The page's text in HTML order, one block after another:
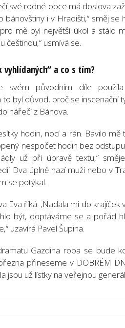
své rodné obce má doslova
i v Hradišti,“ směj se
mě byl největší úkol a stálo
češtinou,“ usmívá se.
a co s tím?
svém původním díle
to byl důvod, proč se
nářečí z Bánova.
hodin, nocí a rán. Bavilo
nespočet hodin bez
už při úpravě textu,“
Dva úplně nazí muži nebo v
se potýkal.
Eva říká: ‚Nadala mi do
být, doptáváme se a pořád
uzavírá Pavel Šupina.
Gazdina roba se bude
přineseme v DOBRÉM
jsou už lístky na veřejnou